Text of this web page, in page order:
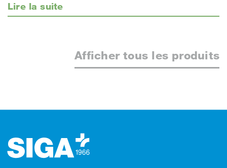
Lire la suite
Afficher tous les produits